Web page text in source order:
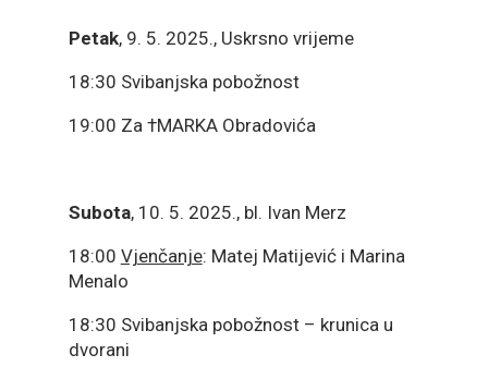
Petak, 9. 5. 2025., Uskrsno vrijeme
18:30 Svibanjska pobožnost
19:00 Za †MARKA Obradovića
Subota, 10. 5. 2025., bl. Ivan Merz
18:00 Vjenčanje: Matej Matijević i Marina
Menalo
18:30 Svibanjska pobožnost – krunica u
dvorani